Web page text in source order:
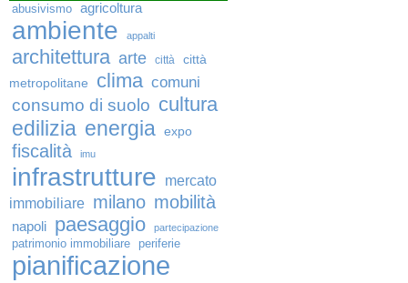
abusivismo agricoltura
ambiente appalti
architettura arte città
città
metropolitane
clima comuni
consumo di suolo cultura
edilizia energia expo
fiscalità imu
infrastrutture
mercato
immobiliare milano mobilità
napoli paesaggio partecipazione
patrimonio immobiliare periferie
pianificazione